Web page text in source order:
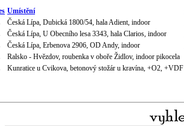
Umístění
Česká Lípa, Dubická 1800/54, hala Adient, indoor
Česká Lípa, U Obecního lesa 3343, hala Clarios, indoor
Česká Lípa, Erbenova 2906, OD Andy, indoor
Ralsko - Hvězdov, roubenka v oboře Židlov, indoor pikocela
Kunratice u Cvikova, betonový stožár u kravína, +O2, +VDF